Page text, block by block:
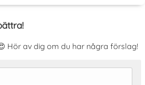
Hör av dig om du har några förslag!